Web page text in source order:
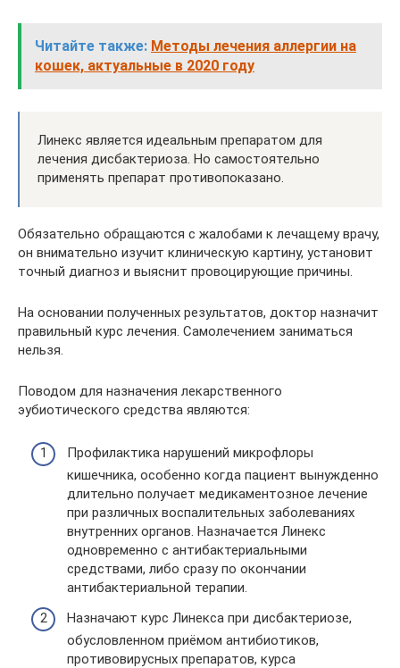
Читайте также: Методы лечения аллергии на
кошек, актуальные в 2020 году
Линекс является идеальным препаратом для
лечения дисбактериоза. Но самостоятельно
применять препарат противопоказано.
Обязательно обращаются с жалобами к лечащему врачу,
он внимательно изучит клиническую картину, установит
точный диагноз и выяснит провоцирующие причины.
На основании полученных результатов, доктор назначит
правильный курс лечения. Самолечением заниматься
нельзя.
Поводом для назначения лекарственного
эубиотического средства являются:
Профилактика нарушений микрофлоры
кишечника, особенно когда пациент вынужденно
длительно получает медикаментозное лечение
при различных воспалительных заболеваниях
внутренних органов. Назначается Линекс
одновременно с антибактериальными
средствами, либо сразу по окончании
антибактериальной терапии.
Назначают курс Линекса при дисбактериозе,
обусловленном приёмом антибиотиков,
противовирусных препаратов, курса